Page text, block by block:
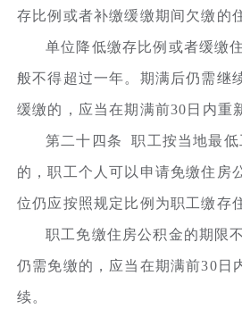
存比例或者补缴缓缴期间欠缴的
单位降低缴存比例或者缓缴
般不得超过一年。期满后仍需继
缓缴的，应当在期满前30日内重
第二十四条 职工按当地最低
的，职工个人可以申请免缴住房
位仍应按照规定比例为职工缴存
职工免缴住房公积金的期限
仍需免缴的，应当在期满前30日
续。